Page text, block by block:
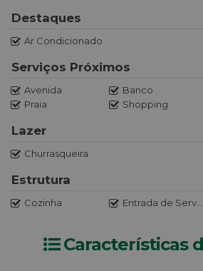
Destaques
Ar Condicionado
Serviços Próximos
Avenida Banco
Praia
Shopping
Lazer
Churrasqueira
Estrutura
Cozinha Entrada de Serviço
Características